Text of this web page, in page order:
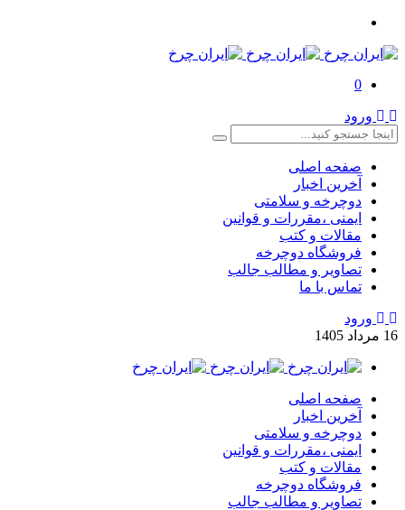
0
ورود
صفحه اصلی
آخرین اخبار
دوچرخه و سلامتی
ایمنی ،مقررات و قوانین
مقالات و کتب
فروشگاه دوچرخه
تصاویر و مطالب جالب
تماس با ما
ورود
16 مرداد 1405
صفحه اصلی
آخرین اخبار
دوچرخه و سلامتی
ایمنی ،مقررات و قوانین
مقالات و کتب
فروشگاه دوچرخه
تصاویر و مطالب جالب